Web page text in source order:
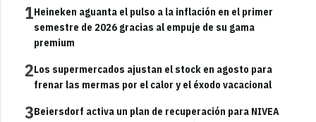
1Heineken aguanta el pulso a la inflación en el primer
semestre de 2026 gracias al empuje de su gama
premium
2Los supermercados ajustan el stock en agosto para
frenar las mermas por el calor y el éxodo vacacional
3Beiersdorf activa un plan de recuperación para NIVEA